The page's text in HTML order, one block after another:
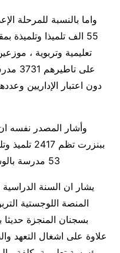
واما بالنسبة للمرحلة
وأشار المصدر نفسه ان
53 مدرسة بالوسط الريفي ، ويؤطرهم 112 مدرس
يشار ان السنة
المنصة اللوجستية
علاوة على اشغال التعهد